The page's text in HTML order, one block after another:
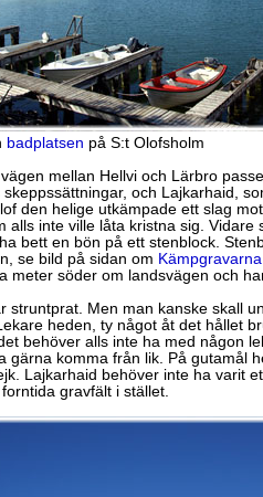
badplatsen på S:t Olofsholm
mellan Hellvi och Lärbro
och Lajkarhaid,
den helige utkämpade ett slag
alls inte ville låta kristna sig. Vidare
bett en bön på ett stenblock.
se bild på sidan om
meter söder om landsvägen och
struntprat. Men man kanske skall
heden, ty något åt det hållet
behöver alls inte ha med någon
gärna komma från lik. På gutamål
Lajkarhaid behöver inte ha varit
gravfält i stället.